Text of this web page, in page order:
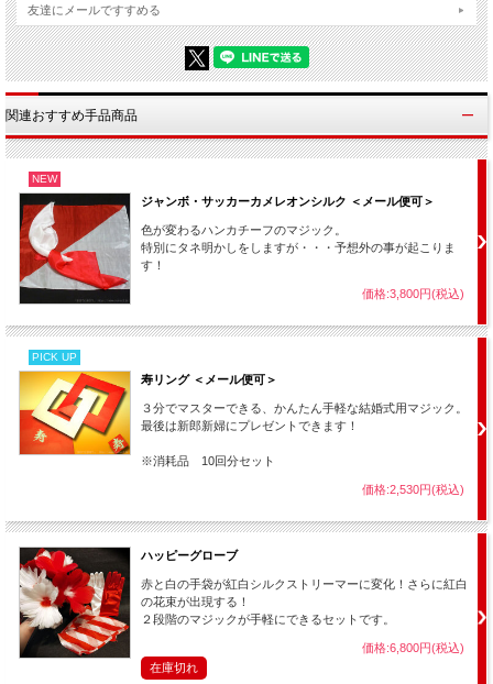
をテーマごとに収録しました。
観る人のレベルに関わらず、マジックを愛する人たちに捧げられた、マジッ
クの本質を見ることができるシリーズです！
シリーズの中から今回はロマンチック・マジックの傑作、アニバーサリー・
ワルツをお届けします。
マイケル・アマーはかつて記憶に残るマジックの条件として「何かを魔法で
別のものに変え、それを観客の手元に残すこと」をあげています。
ルツに勝るマジックは滅多にないでしょう。
観客が選び、サインした２枚のカードが１枚にくっつくのです。
のりで貼られているわけではなく、本当に１枚のカードになってしまうので
す！
クリストファー・カーターが作り出し、ドク・イーソンが現実的な手に改案
したこのマジックは、現場で活躍する世界中のマジシャンたちのレパートリ
ーになっています。
【収録内容】
■アニバーサリー・ワルツ（ドク・イーソン）
２人の観客に選んでもらい、サインしたカードが背中合わせにくっつき、１
枚のカードになります。
世界中に多くのフォロワーを作った傑作。
合わせにくっつけます。
■フラ・フュージョン（カール・アンドリュース）
１枚のサインをおもて面にさせ、もう１枚のサインを裏面にさせることでレ
ギュラーカードで演技ができるようした、テーブル・ホッピングでも演じら
れる手順。
■アニバーサリー・ワルツ（ギャレット・トーマス）
友達にメールですすめる
関連おすすめ手品商品
NEW
ジャンボ・サッカーカメレオンシルク ＜メール便可＞
色が変わるハンカチーフのマジック。
特別にタネ明かしをしますが・・・予想外の事が起こりま
す！
価格:3,800円(税込)
PICK UP
寿リング ＜メール便可＞
３分でマスターできる、かんたん手軽な結婚式用マジック。
最後は新郎新婦にプレゼントできます！
※消耗品 10回分セット
価格:2,530円(税込)
ハッピーグローブ
赤と白の手袋が紅白シルクストリーマーに変化！さらに紅白
の花束が出現する！
２段階のマジックが手軽にできるセットです。
価格:6,800円(税込)
在庫切れ